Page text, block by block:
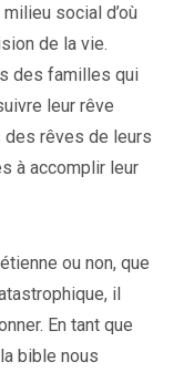
social d’où
de la vie.
des familles qui
leur rêve
des rêves de leurs
à accomplir leur
ou non, que
il
En tant que
bible nous